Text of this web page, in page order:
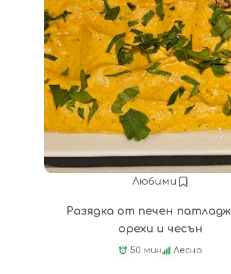
Любими
Разядка от печен
орехи и чесън
50 мин Лесно